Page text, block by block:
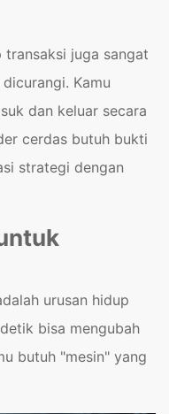
transaksi juga sangat
Kamu
dan keluar secara
cerdas butuh bukti
strategi dengan
urusan hidup
bisa mengubah
butuh "mesin" yang